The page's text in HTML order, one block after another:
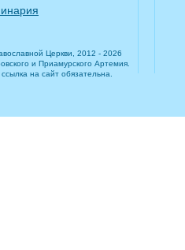
Церкви, 2012 - 2026
и Приамурского Артемия.
на сайт обязательна.